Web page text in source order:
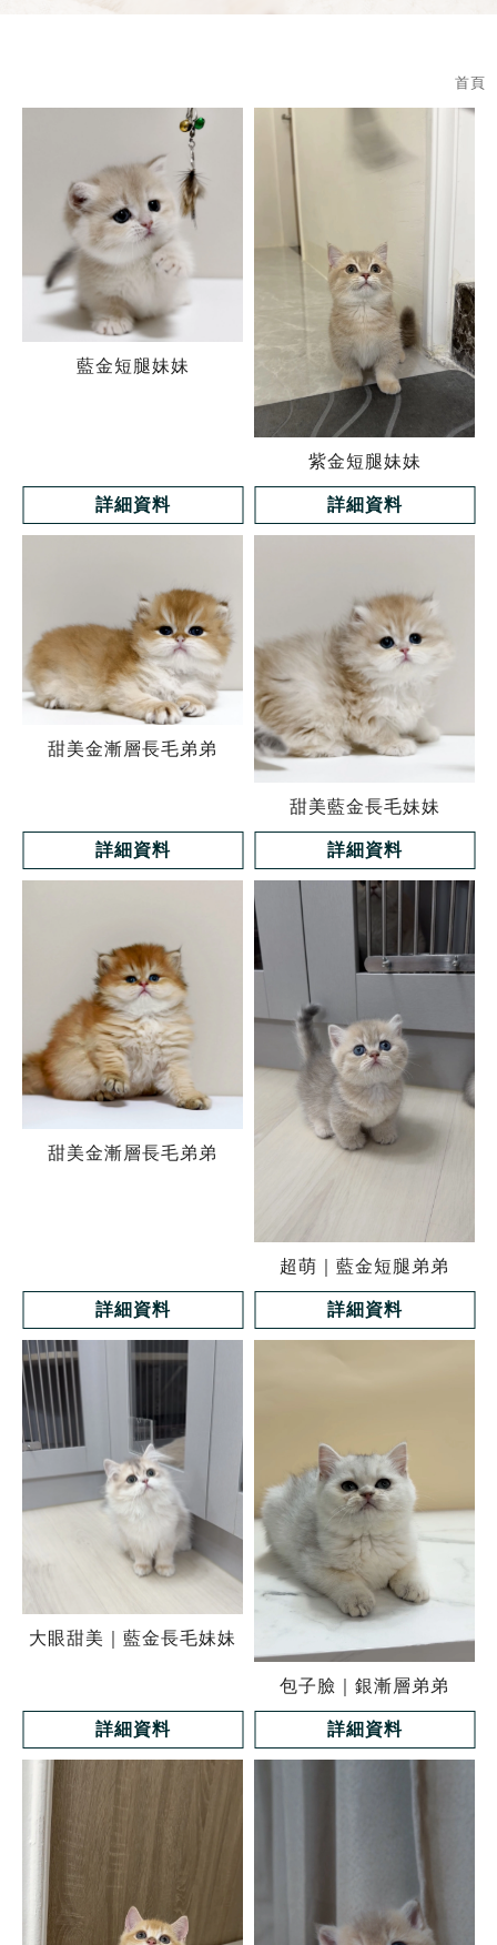
首頁
藍金短腿妹妹
詳細資料
紫金短腿妹妹
詳細資料
甜美金漸層長毛弟弟
詳細資料
甜美藍金長毛妹妹
詳細資料
甜美金漸層長毛弟弟
詳細資料
超萌｜藍金短腿弟弟
詳細資料
大眼甜美｜藍金長毛妹妹
詳細資料
包子臉｜銀漸層弟弟
詳細資料